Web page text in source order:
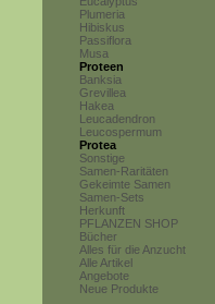
Plumeria
Hibiskus
Passiflora
Musa
Proteen
Banksia
Grevillea
Hakea
Leucadendron
Leucospermum
Protea
Sonstige
Samen-Raritäten
Gekeimte Samen
Samen-Sets
Herkunft
PFLANZEN SHOP
Bücher
Alles für die Anzucht
Alle Artikel
Angebote
Neue Produkte